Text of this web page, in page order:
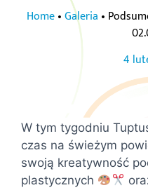
Home•Galeria •
4
W tym tygodniu
czas na świeżym
swoją kreatywność
plastycznych